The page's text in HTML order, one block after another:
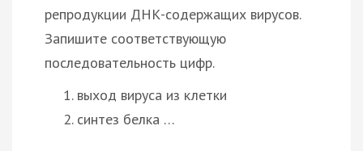
репродукции ДНК-содержащих вирусов.
Запишите соответствующую
последовательность цифр.
выход вируса из клетки
синтез белка …